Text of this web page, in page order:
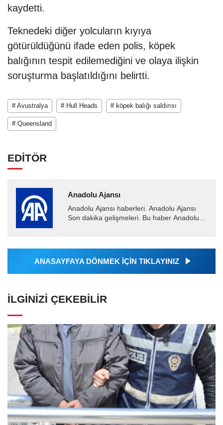
kaydetti.
Teknedeki diğer yolcuların kıyıya
götürüldüğünü ifade eden polis, köpek
balığının tespit edilemediğini ve olaya ilişkin
soruşturma başlatıldığını belirtti.
# Avustralya # Hull Heads # köpek balığı saldırısı
# Queensland
EDİTÖR
Anadolu Ajansı
Anadolu Ajansı haberleri. Anadolu Ajansı
Son dakika gelişmeleri. Bu haber Anadolu
Ajansı tarafından...
ANASAYFAYA DÖNMEK İÇİN TIKLAYINIZ
İLGINIZI ÇEKEBILIR